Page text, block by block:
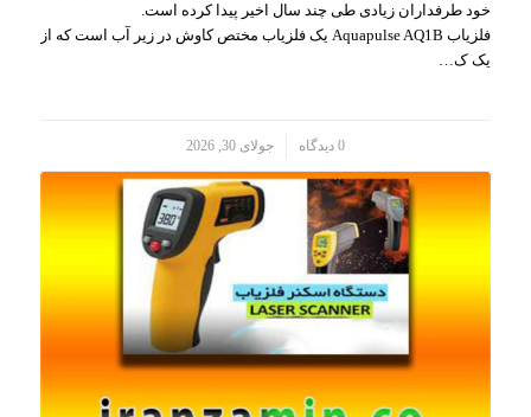
خود طرفداران زیادی طی چند سال اخیر پیدا کرده است.
فلزیاب Aquapulse AQ1B یک فلزیاب مختص کاوش در زیر آب است که از
یک ک…
0 دیدگاه جولای 30, 2026